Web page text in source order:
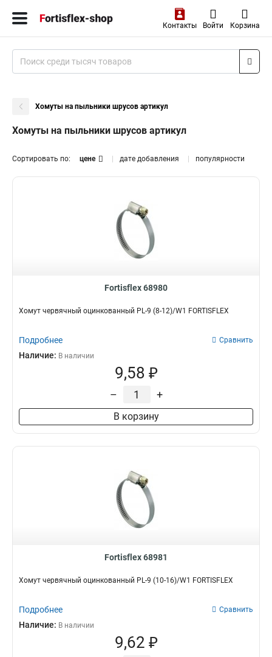
Контакты Войти Корзина
Хомуты на пыльники шрусов артикул
Хомуты на пыльники шрусов артикул
Сортировать по: цене дате добавления популярности
Fortisflex 68980
Хомут червячный оцинкованный PL-9 (8-12)/W1 FORTISFLEX
Подробнее Сравнить
Наличие: В наличии
9,58 ₽
– +
В корзину
Fortisflex 68981
Хомут червячный оцинкованный PL-9 (10-16)/W1 FORTISFLEX
Подробнее Сравнить
Наличие: В наличии
9,62 ₽